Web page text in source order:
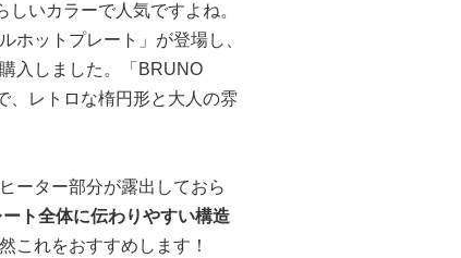
いカラーで人気ですよね。
ホットプレート」が登場し、
入しました。「BRUNO
、レトロな楕円形と大人の雰
ーター部分が露出しておら
ト全体に伝わりやすい構造
これをおすすめします！